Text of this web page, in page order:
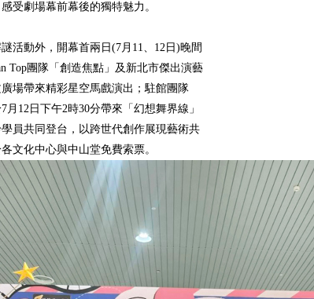
受劇場幕前幕後的獨特魅力。
活動外，開幕首兩日(7月11、12日)晚間
Top團隊「創造焦點」及新北市傑出演藝
場帶來精彩星空馬戲演出；駐館團隊
月12日下午2時30分帶來「幻想舞界線」
員共同登台，以跨世代創作展現藝術共
文化中心與中山堂免費索票。